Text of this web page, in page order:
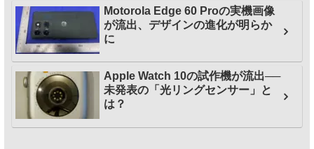
Motorola Edge 60 Proの実機画像
が流出、デザインの進化が明らか
に
Apple Watch 10の試作機が流出──
未発表の「光リングセンサー」と
は？